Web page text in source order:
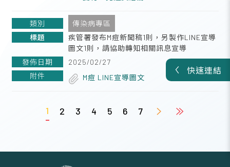
快速連結
傳染病專區
疾管署發布M痘新聞稿1則，另製作LINE宣導
圖文1則，請協助轉知相關訊息宣導
2025/02/27
M痘 LINE宣導圖文
1 2 3 4 5 6 7